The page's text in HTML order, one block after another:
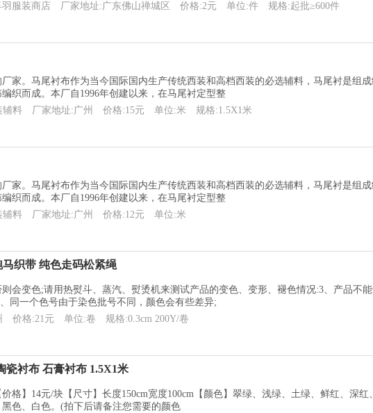
羽服装商店 厂家地址:广东佛山禅城区 价格:2元 单位:件 规格:起批≥600件
家。马尾衬布作为当今国际国内生产传统西装和高档西装的必选辅料，马尾衬是组
织而成。本厂自1996年创建以来，在马尾衬定型整
辅料 厂家地址:广州 价格:15元 单位:米 规格:1.5X1米
家。马尾衬布作为当今国际国内生产传统西装和高档西装的必选辅料，马尾衬是组
织而成。本厂自1996年创建以来，在马尾衬定型整
辅料 厂家地址:广州 价格:12元 单位:米
织带 纯色走码松紧绳
会变色;请用热熨斗、蒸汽、熨烫机来测试产品的变色、变形、褪色情况:3、产品不
同一个色号由于染色批号不同，颜色会有些差异;
价格:21元 单位:卷 规格:0.3cm 200Y/卷
瓷衬布 石膏衬布 1.5X1米
格】14元/块【尺寸】长度150cm宽度100cm【颜色】翠绿、浅绿、土绿、鲜红、深
色、白色。(拍下后请备注您需要的颜色